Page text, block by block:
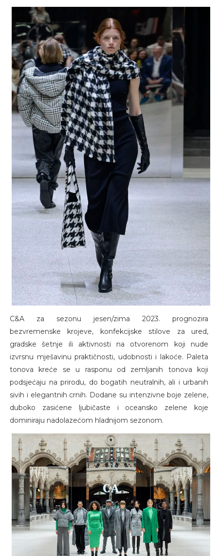
C&A za sezonu jesen/zima 2023. prognozira
bezvremenske krojeve, konfekcijske stilove za ured,
gradske šetnje ili aktivnosti na otvorenom koji nude
izvrsnu mješavinu praktičnosti, udobnosti i lakoće. Paleta
tonova kreće se u rasponu od zemljanih tonova koji
podsjećaju na prirodu, do bogatih neutralnih, ali i urbanih
sivih i elegantnih crnih. Dodane su intenzivne boje zelene,
duboko zasićene ljubičaste i oceansko zelene koje
dominiraju nadolazećom hladnijom sezonom.